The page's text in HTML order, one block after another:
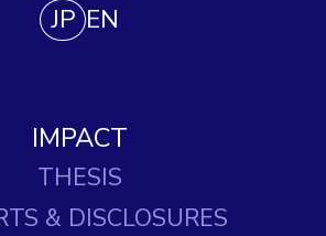
JP EN
IMPACT
THESIS
& DISCLOSURES